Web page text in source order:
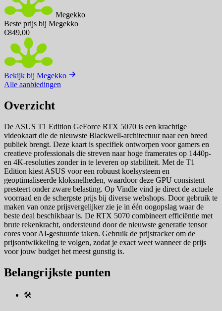
Megekko
Beste prijs bij Megekko
€849,00
Bekijk bij Megekko
Alle aanbiedingen
Overzicht
De ASUS T1 Edition GeForce RTX 5070 is een krachtige
videokaart die de nieuwste Blackwell-architectuur naar een breed
publiek brengt. Deze kaart is specifiek ontworpen voor gamers en
creatieve professionals die streven naar hoge framerates op 1440p-
en 4K-resoluties zonder in te leveren op stabiliteit. Met de T1
Edition kiest ASUS voor een robuust koelsysteem en
geoptimaliseerde kloksnelheden, waardoor deze GPU consistent
presteert onder zware belasting. Op Vindle vind je direct de actuele
voorraad en de scherpste prijs bij diverse webshops. Door gebruik te
maken van onze prijsvergelijker zie je in één oogopslag waar de
beste deal beschikbaar is. De RTX 5070 combineert efficiëntie met
brute rekenkracht, ondersteund door de nieuwste generatie tensor
cores voor AI-gestuurde taken. Gebruik de prijstracker om de
prijsontwikkeling te volgen, zodat je exact weet wanneer de prijs
voor jouw budget het meest gunstig is.
Belangrijkste punten
🛠️